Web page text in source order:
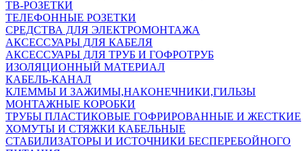
ТВ-РОЗЕТКИ
ТЕЛЕФОННЫЕ РОЗЕТКИ
СРЕДСТВА ДЛЯ ЭЛЕКТРОМОНТАЖА
АКСЕССУАРЫ ДЛЯ КАБЕЛЯ
АКСЕССУАРЫ ДЛЯ ТРУБ И ГОФРОТРУБ
ИЗОЛЯЦИОННЫЙ МАТЕРИАЛ
КАБЕЛЬ-КАНАЛ
КЛЕММЫ И ЗАЖИМЫ,НАКОНЕЧНИКИ,ГИЛЬЗЫ
МОНТАЖНЫЕ КОРОБКИ
ТРУБЫ ПЛАСТИКОВЫЕ ГОФРИРОВАННЫЕ И ЖЕСТКИЕ
ХОМУТЫ И СТЯЖКИ КАБЕЛЬНЫЕ
СТАБИЛИЗАТОРЫ И ИСТОЧНИКИ БЕСПЕРЕБОЙНОГО